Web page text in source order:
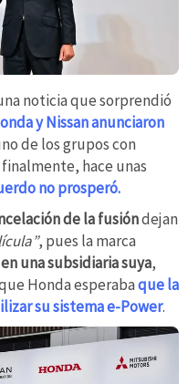
noticia que sorprendió
y Nissan anunciaron
de los grupos con
hace unas
no prosperó.
de la fusióndejan
, pues la marca
una subsidiaria suya,
Honda esperabaque la
su sistema e-Power.